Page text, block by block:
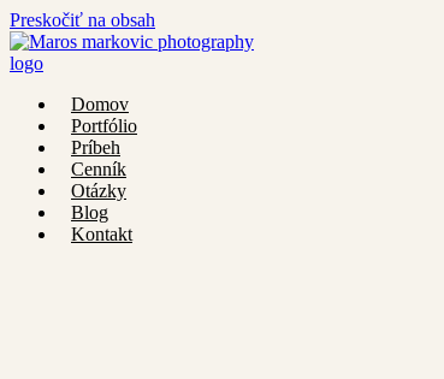
Preskočiť na obsah
Domov
Portfólio
Príbeh
Cenník
Otázky
Blog
Kontakt